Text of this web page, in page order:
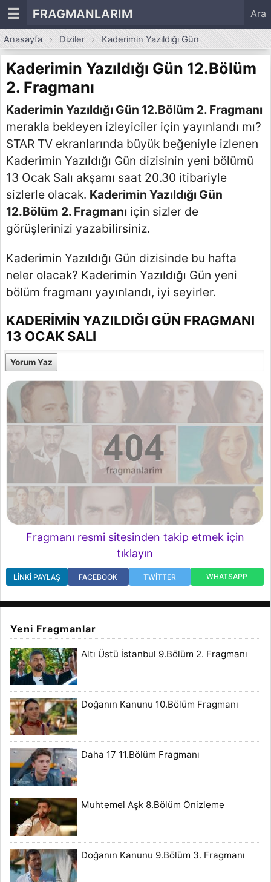
☰ FRAGMANLARIM Ara
Anasayfa Diziler Kaderimin Yazıldığı Gün
Kaderimin Yazıldığı Gün 12.Bölüm
2. Fragmanı
Kaderimin Yazıldığı Gün 12.Bölüm 2. Fragmanı
merakla bekleyen izleyiciler için yayınlandı mı?
STAR TV ekranlarında büyük beğeniyle izlenen
Kaderimin Yazıldığı Gün dizisinin yeni bölümü
13 Ocak Salı akşamı saat 20.30 itibariyle
sizlerle olacak. Kaderimin Yazıldığı Gün
12.Bölüm 2. Fragmanı için sizler de
görüşlerinizi yazabilirsiniz.
Kaderimin Yazıldığı Gün dizisinde bu hafta
neler olacak? Kaderimin Yazıldığı Gün yeni
bölüm fragmanı yayınlandı, iyi seyirler.
KADERIMIN YAZILDIĞI GÜN FRAGMANI
13 OCAK SALI
Yorum Yaz
Fragmanı resmi sitesinden takip etmek için
tıklayın
LINKI PAYLAŞ FACEBOOK TWITTER WHATSAPP
Yeni Fragmanlar
Altı Üstü İstanbul 9.Bölüm 2. Fragmanı
Doğanın Kanunu 10.Bölüm Fragmanı
Daha 17 11.Bölüm Fragmanı
Muhtemel Aşk 8.Bölüm Önizleme
Doğanın Kanunu 9.Bölüm 3. Fragmanı